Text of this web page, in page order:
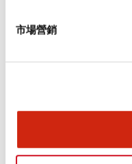
市場營銷